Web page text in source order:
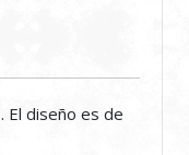
El diseño es de